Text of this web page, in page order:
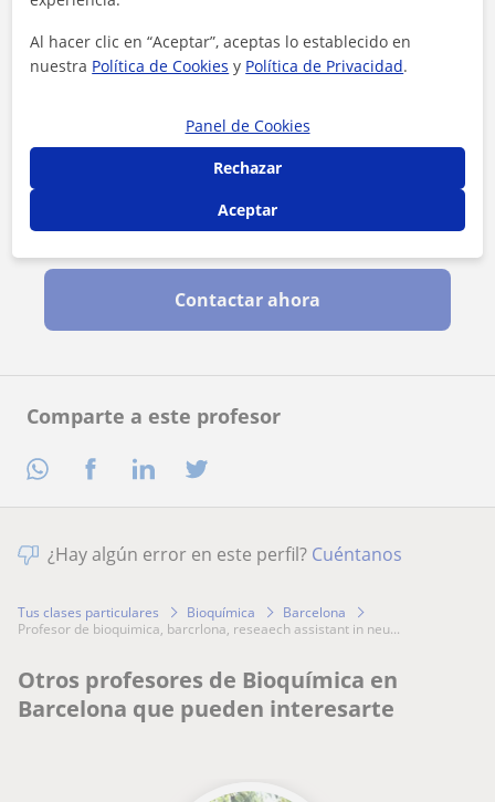
Comparte a este profesor
Al hacer clic, aceptas nuestroaviso legaly deprivacidad
Contactar ahora
¿Hay algún error en este perfil? Cuéntanos
Tus clases particulares Bioquímica
Barcelona
profesor de bioquimica, barcrlona, reseaech assistant in neu...
Otros profesores de Bioquímica en
Barcelona que pueden interesarte
Al hacer clic en “Aceptar”, aceptas lo establecido en
nuestra Política de Cookies y Política de Privacidad.
Panel de Cookies
Rechazar
Aceptar